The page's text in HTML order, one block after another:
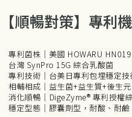
【順暢對策】專利
專利菌株｜美國 HOWARU
台灣 SynPro 15G 綜合乳酸菌
專利技術｜台美日專利包埋穩定
相輔相成｜益生菌+益生質+後生
消化順暢｜DigeZyme® 專利授權
穩定型態｜膠囊劑型，耐酸、耐